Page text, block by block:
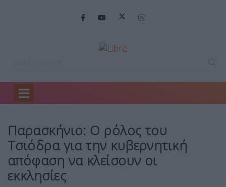
Home
Παρασκήνιο: Ο ρόλος του
Τσιόδρα για την κυβερνητική
απόφαση να κλείσουν οι
εκκλησίες